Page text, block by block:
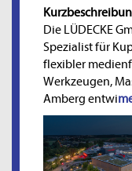
Die LÜDECKE
Spezialist für
flexibler
Werkzeugen,
Amberg entwi